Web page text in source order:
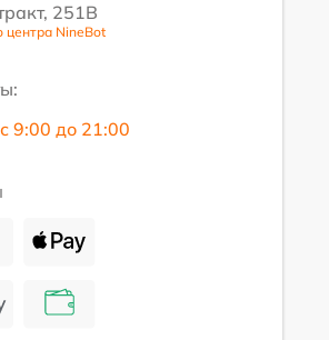
251В
центра NineBot
9:00 до 21:00